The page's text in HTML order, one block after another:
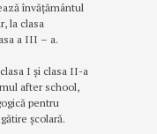
învățământul
la clasa
a III – a.
I și clasa II-a
after school,
pentru
școlară.